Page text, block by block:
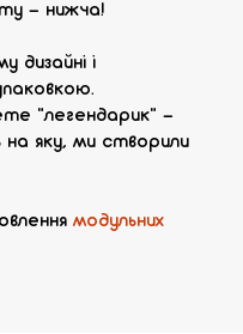
- нижча!
дизайні і
"легендарик" -
на яку, ми створили
модульних